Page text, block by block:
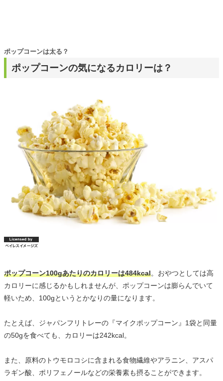
ポップコーンの気になるカロリーは？
ポップコーンは太る？
ポップコーン100gあたりのカロリーは484kcal。おやつとしては高
カロリーに感じるかもしれませんが、ポップコーンは膨らんでいて
軽いため、100gというとかなりの量になります。
たとえば、ジャパンフリトレーの『マイクポップコーン』1袋と同量
の50gを食べても、カロリーは242kcal。
また、原料のトウモロコシに含まれる食物繊維やアラニン、アスパ
ラギン酸、ポリフェノールなどの栄養素も摂ることができます。